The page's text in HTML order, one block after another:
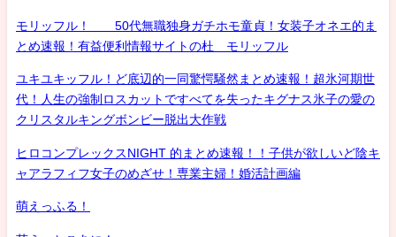
モリッフル！ 50代無職独身ガチホモ童貞！女装子オネエ的ま
とめ速報！有益便利情報サイトの杜 モリッフル
ユキユキッフル！ど底辺的一同驚愕騒然まとめ速報！超氷河期世
代！人生の強制ロスカットですべてを失ったキグナス氷子の愛の
クリスタルキングボンビー脱出大作戦
ヒロコンプレックスNIGHT 的まとめ速報！！子供が欲しいど陰キ
ャアラフィフ女子のめざせ！専業主婦！婚活計画編
萌えっふる！